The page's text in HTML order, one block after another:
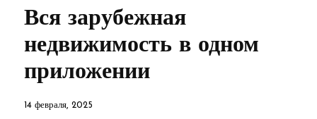
Вся зарубежная
недвижимость в одном
приложении
14 февраля, 2025